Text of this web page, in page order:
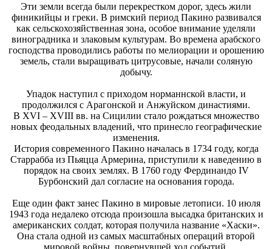
Эти земли всегда были перекрестком дорог, здесь жили
финикийцы и греки. В римский период Пакино развивался
как сельскохозяйственная зона, особое внимание уделяли
виноградника и злаковым культурам. Во времена арабского
господства проводились работы по мелиорации и орошению
земель, стали выращивать цитрусовые, начали соляную
добычу.
Упадок наступил с приходом норманнской власти, и
продолжился с Арагонской и Анжуйском династиями.
В XVI – XVIII вв. на Сицилии стало рождаться множество
новых феодальных владений, что принесло географические
изменения.
История современного Пакино началась в 1734 году, когда
Старрабба из Пьяцца Армерина, приступили к наведению в
порядок на своих землях. В 1760 году Фердинандо IV
Бурбонский дал согласие на основания города.
Еще один факт занес Пакино в мировые летописи. 10 июля
1943 года недалеко отсюда произошла высадка британских и
американских солдат, которая получила название «Хаски».
Она стала одной из самых масштабных операций второй
мировой войны, повернувшей ход событий.